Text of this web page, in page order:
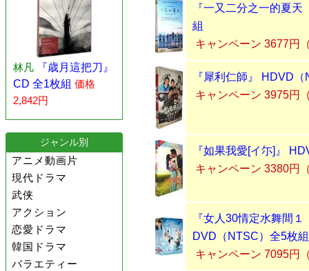
林凡
『歳月這把刀』
CD 全1枚組 価格
2,842円
ジャンル別
アニメ動画片
現代ドラマ
武侠
アクション
恋愛ドラマ
韓国ドラマ
バラエティー
『一又二分之一的夏
組
キャンペーン 3677円
『犀利仁師』 HDVD
キャンペーン 3975円
『如果我愛[イ尓]』
キャンペーン 3380円
『女人30情定水舞間
DVD（NTSC）全5枚組
キャンペーン 7095円